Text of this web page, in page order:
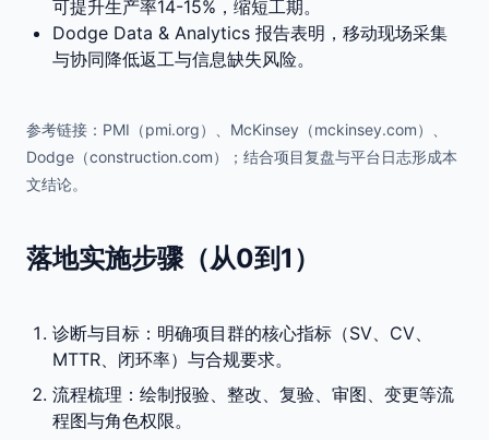
可提升生产率14-15%，缩短工期。
Dodge Data & Analytics 报告表明，移动现场采集
与协同降低返工与信息缺失风险。
参考链接：PMI（pmi.org）、McKinsey（mckinsey.com）、
Dodge（construction.com）；结合项目复盘与平台日志形成本
文结论。
落地实施步骤（从0到1）
诊断与目标：明确项目群的核心指标（SV、CV、
MTTR、闭环率）与合规要求。
流程梳理：绘制报验、整改、复验、审图、变更等流
程图与角色权限。